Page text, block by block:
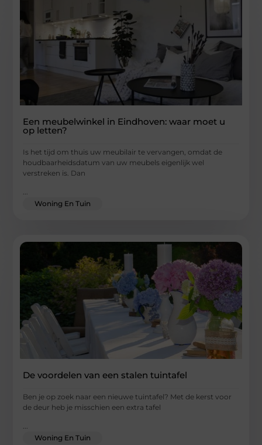
Een meubelwinkel in Eindhoven: waar moet u
op letten?
Is het tijd om thuis uw meubilair te vervangen, omdat de
houdbaarheidsdatum van uw meubels eigenlijk wel
verstreken is. Dan
...
Woning En Tuin
De voordelen van een stalen tuintafel
Ben je op zoek naar een nieuwe tuintafel? Met de kerst voor
de deur heb je misschien een extra tafel
...
Woning En Tuin